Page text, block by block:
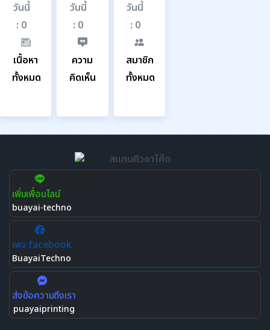
วันนี้
: 0
เนื้อหา
ทั้งหมด
วันนี้
: 0
ความ
คิดเห็น
วันนี้
: 0
สมาชิก
ทั้งหมด
เพิ่มเพื่อนไลน์
buayai-techno
เพจ facebook
BuayaiTechno
ส่งข้อความถึงเรา
puayaiprinting